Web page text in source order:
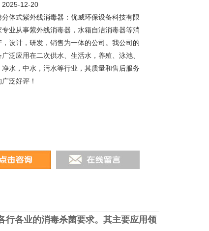
2025-12-20
体式紫外线消毒器：优威环保设备科技有限
业从事紫外线消毒器，水箱自洁消毒器等消
设计，研发，销售为一体的公司。我公司的
泛应用在二次供水、生活水，养殖、泳池、
水，中水，污水等行业，其质量和售后服务
泛好评！
行各业的消毒杀菌要求。其主要应用领